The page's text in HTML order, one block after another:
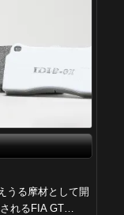
うる摩材として開
れるFIA GT…